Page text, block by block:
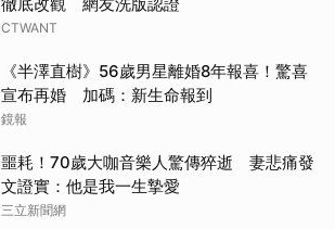
CTWANT
《半澤直樹》56歲男星離婚8年報喜！驚喜
宣布再婚 加碼：新生命報到
鏡報
噩耗！70歲大咖音樂人驚傳猝逝 妻悲痛發
文證實：他是我一生摯愛
三立新聞網